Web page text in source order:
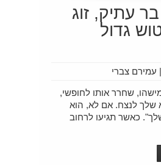
עתיק, זוג
גדול
עמירם צברי |
שחרר אותו לחופשי,
שלך לנצח. אם לא, הוא
כאשר תגיעו לרחוב